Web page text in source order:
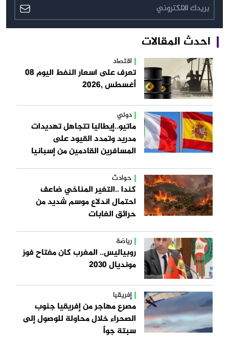
احدث المقالات
اقتصاد
تعرف على اسعار النفط اليوم 08
أغسطس ,2026
دولي
ماتيو..إيطاليا تتجاهل تهديدات
مدريد وتمدد القيود على
المسافرين القادمين من إسبانيا
حوادث
كندا ..التغير المناخي ضاعف
احتمال اندلاع موسم شديد من
حرائق الغابات
رياضة
روبياليس.. المغرب كان مفتاح فوز
مونديال 2030
إفريقيا
مصرع مهاجر من إفريقيا جنوب
الصحراء خلال محاولة للوصول إلى
سبتة جواً